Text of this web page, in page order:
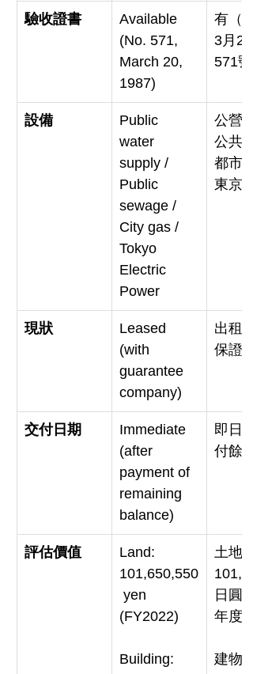
驗收證書
Available
(No. 571,
March 20,
1987)
有（
3月20
571號
設備
Public
water
supply /
Public
sewage /
City gas /
Tokyo
Electric
Power
公營
公共
都市
東京
現狀
Leased
(with
guarantee
company)
出租
保證
交付日期
Immediate
(after
payment of
remaining
balance)
即日
付餘
評估價值
Land:
101,650,550
yen
(FY2022)
Building:
土地：
日圓
年度）
建物：